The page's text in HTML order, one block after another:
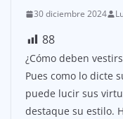
30 diciembre 2024
88
¿Cómo deben
Pues como lo dicte
puede lucir sus
destaque su estilo.